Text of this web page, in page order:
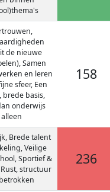
de nieuwe
Samen
en leren
sfeer, Een
brede basis,
onderwijs
alleen
158
Brede talent
Veilige
Sportief &
structuur
236